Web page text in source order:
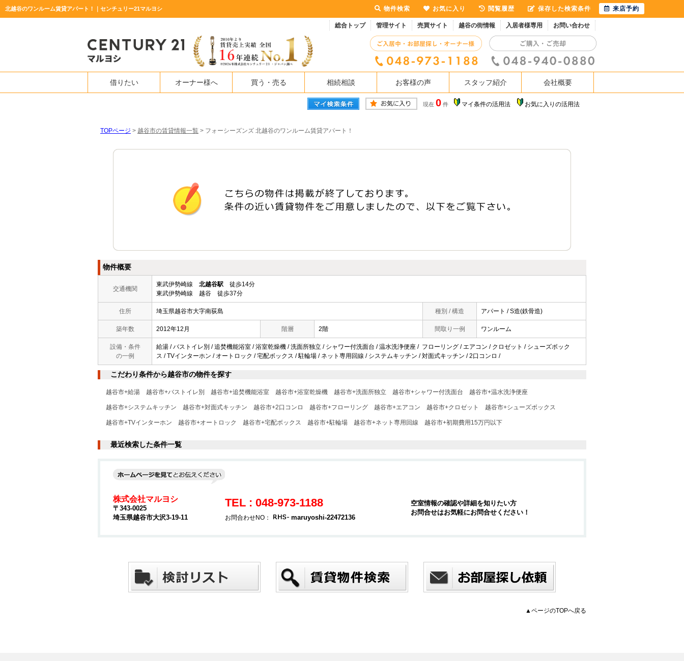
北越谷のワンルーム賃貸アパート！｜センチュリー21マルヨシ
総合トップ 管理サイト 売買サイト 越谷の街情報 入居者様専用 お問い合わせ
借りたい オーナー様へ 買う・売る 相続相談 お客様の声 スタッフ紹介 会社概要
現在 0 件 マイ条件の活用法 お気に入りの活用法
TOPページ > 越谷市の賃貸情報一覧 > フォーシーズンズ 北越谷のワンルーム賃貸アパート！
物件概要
交通機関
東武伊勢崎線 北越谷駅 徒歩14分
東武伊勢崎線 越谷 徒歩37分
住所 埼玉県越谷市大字南荻島 種別 / 構造 アパート / S造(鉄骨造)
築年数 2012年12月 階層 2階 間取り一例 ワンルーム
設備・条件
の一例
給湯 / バストイレ別 / 追焚機能浴室 / 浴室乾燥機 / 洗面所独立 / シャワー付洗面台 / 温水洗浄便座 / フローリング / エアコン / クロゼット / シューズボック
ス / TVインターホン / オートロック / 宅配ボックス / 駐輪場 / ネット専用回線 / システムキッチン / 対面式キッチン / 2口コンロ /
こだわり条件から越谷市の物件を探す
越谷市+給湯 越谷市+バストイレ別 越谷市+追焚機能浴室 越谷市+浴室乾燥機 越谷市+洗面所独立 越谷市+シャワー付洗面台 越谷市+温水洗浄便座
越谷市+システムキッチン 越谷市+対面式キッチン 越谷市+2口コンロ 越谷市+フローリング 越谷市+エアコン 越谷市+クロゼット 越谷市+シューズボックス
越谷市+TVインターホン 越谷市+オートロック 越谷市+宅配ボックス 越谷市+駐輪場 越谷市+ネット専用回線 越谷市+初期費用15万円以下
最近検索した条件一覧
株式会社マルヨシ
〒343-0025
埼玉県越谷市大沢3-19-11
TEL : 048-973-1188
お問合わせNO： maruyoshi-22472136
空室情報の確認や詳細を知りたい方
お問合せはお気軽にお問合せください！
▲ページのTOPへ戻る
物件検索 お気に入り 閲覧履歴 保存した検索条件 来店予約